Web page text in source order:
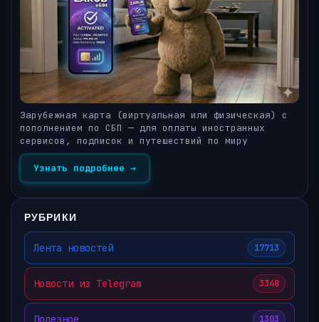
Зарубежная карта (виртуальная или физическая) с
пополнением по СБП — для оплаты иностранных
сервисов, подписок и путешествий по миру
Узнать подробнее →
РУБРИКИ
Лента новостей 17713
Новости из Telegram 3348
Полезное 1303